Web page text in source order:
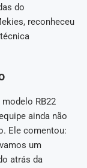
do
reconheceu
RB22
ainda não
Ele comentou:
um
atrás da